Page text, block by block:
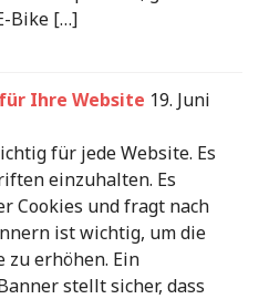
Bike […]
Ihre Website 19. Juni
für jede Website. Es
einzuhalten. Es
Cookies und fragt nach
ist wichtig, um die
erhöhen. Ein
stellt sicher, dass